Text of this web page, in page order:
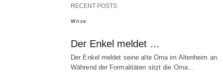
RECENT POSTS
Witze
Der Enkel meldet …
Der Enkel meldet seine alte Oma im Altenheim an.
Während der Formalitäten sitzt die Oma…